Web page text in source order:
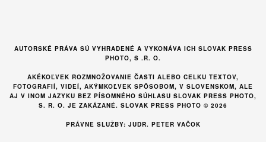
AUTORSKÉ PRÁVA SÚ VYHRADENÉ A VYKONÁVA ICH SLOVAK PRESS
PHOTO, S .R. O.
AKÉKOĽVEK ROZMNOŽOVANIE ČASTI ALEBO CELKU TEXTOV,
FOTOGRAFIÍ, VIDEÍ, AKÝMKOĽVEK SPÔSOBOM, V SLOVENSKOM, ALE
AJ V INOM JAZYKU BEZ PÍSOMNÉHO SÚHLASU SLOVAK PRESS PHOTO,
S. R. O. JE ZAKÁZANÉ. SLOVAK PRESS PHOTO © 2026
PRÁVNE SLUŽBY: JUDR. PETER VAČOK